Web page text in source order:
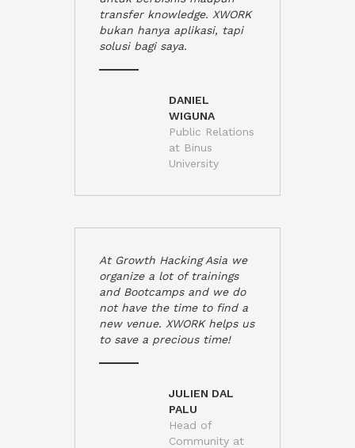
transfer knowledge. XWORK
bukan hanya aplikasi, tapi
solusi bagi saya.
DANIEL
WIGUNA
Public Relations
at Binus
University
At Growth Hacking Asia we
organize a lot of trainings
and Bootcamps and we do
not have the time to find a
new venue. XWORK helps us
to save a precious time!
JULIEN DAL
PALU
Head of
Community at